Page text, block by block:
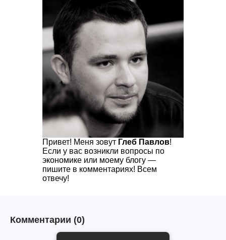
Привет! Меня зовут Глеб Павлов!
Если у вас возникли вопросы по
экономике или моему блогу —
пишите в комментариях! Всем
отвечу!
Комментарии (0)